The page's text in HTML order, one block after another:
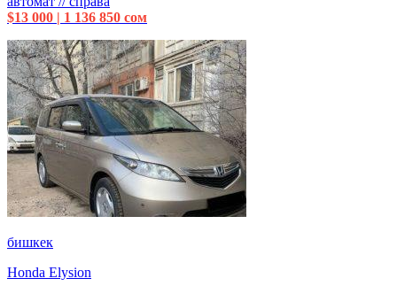
$13 000 | 1 136 850 сом
бишкек
Honda Elysion